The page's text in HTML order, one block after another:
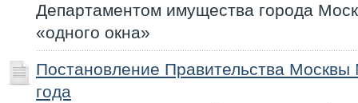
Департаментом имущества города
«одного окна»
Постановление Правительства
года